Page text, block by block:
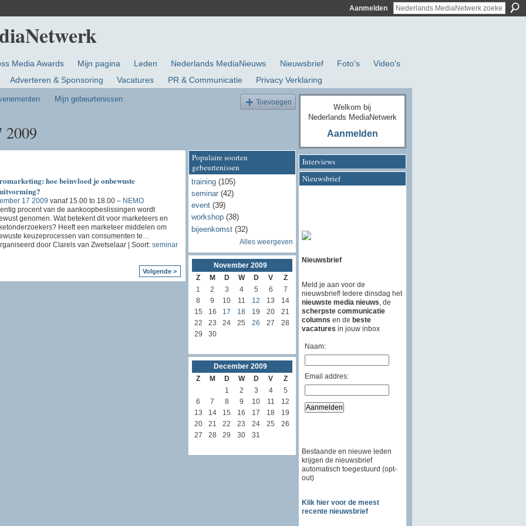
Aanmelden
Media Awards Mijn pagina Leden Nederlands MediaNieuws Nieuwsbrief Foto's
Video's
Adverteren & Sponsoring Vacatures PR & Communicatie Privacy Verklaring
Mijn gebeurtenissen Toevoegen
2009
hoe beïnvloed je onbewuste
17 2009 vanaf 15.00 to 18.00 – NEMO
procent van de aankoopbeslissingen wordt
genomen. Wat betekent dit voor marketeers en
Heeft een marketeer middelen om
keuzeprocessen van consumenten te…
door Clarels van Zwetselaar | Soort: seminar
Volgende >
Populaire soorten
gebeurtenissen
training(105)
seminar(42)
event(39)
workshop(38)
bijeenkomst(32)
Alles weergeven
November 2009
Z
M D W D V
Z
1
2 3 4 5 6
7
8
9 10 11 12 13
14
15
16 17 18 19 20
21
22
23 24 25 26 27
28
29
30
December 2009
Z
M D W D V
Z
1
2 3 4
5
6
7 8 9 10 11
12
13
14 15 16 17 18
19
20
21 22 23 24 25
26
27
28 29 30 31
Welkom bij
Nederlands MediaNetwerk
Aanmelden
Interviews
Nieuwsbrief
Nieuwsbrief
Meld je aan voor de
nieuwsbrief! Iedere dinsdag het
nieuwste media nieuws , de
scherpste communicatie
columns en de beste
vacatures in jouw inbox
Naam:
Email addres:
Bestaande en nieuwe leden
krijgen de nieuwsbrief
automatisch toegestuurd (opt-
out)
Klik hier voor de meest
recente nieuwsbrief